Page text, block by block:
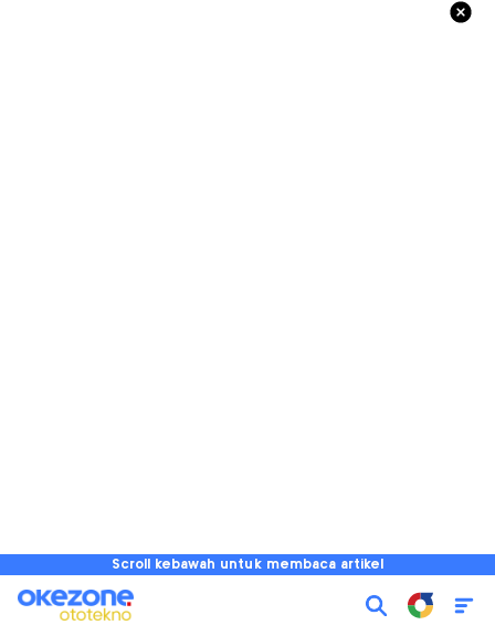
Scroll kebawah untuk membaca artikel